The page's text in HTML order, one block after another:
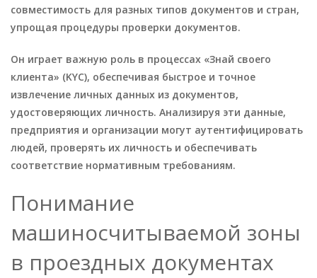
совместимость для разных типов документов и стран,
упрощая процедуры проверки документов.
Он играет важную роль в процессах «Знай своего
клиента» (KYC), обеспечивая быстрое и точное
извлечение личных данных из документов,
удостоверяющих личность. Анализируя эти данные,
предприятия и организации могут аутентифицировать
людей, проверять их личность и обеспечивать
соответствие нормативным требованиям.
Понимание
машиносчитываемой зоны
в проездных документах